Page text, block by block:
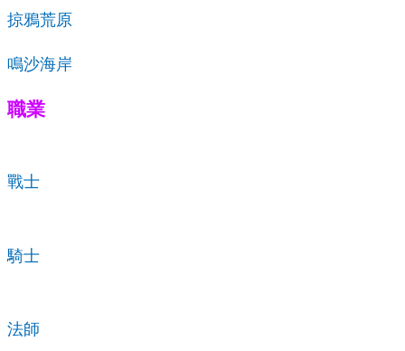
掠鴉荒原
鳴沙海岸
職業
戰士
騎士
法師